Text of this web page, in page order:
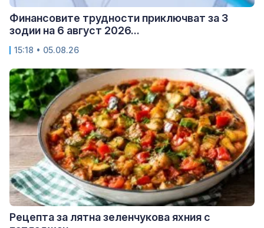
Финансовите трудности приключват за 3
зодии на 6 август 2026...
15:18 • 05.08.26
Рецепта за лятна зеленчукова яхния с